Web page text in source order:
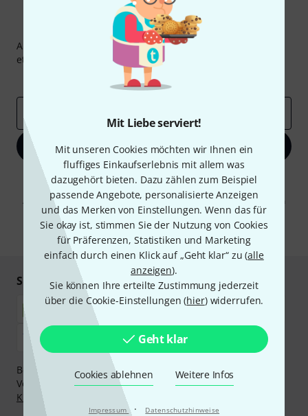
Mit Liebe serviert!
Mit unseren Cookies möchten wir Ihnen ein
fluffiges Einkaufserlebnis mit allem was
dazugehört bieten. Dazu zählen zum Beispiel
passende Angebote, personalisierte Anzeigen
und das Merken von Einstellungen. Wenn das für
Sie okay ist, stimmen Sie der Nutzung von Cookies
für Präferenzen, Statistiken und Marketing
einfach durch einen Klick auf „Geht klar“ zu (alle
anzeigen).
Sie können Ihre erteilte Zustimmung jederzeit
über die Cookie-Einstellungen (hier) widerrufen.
Geht klar
Cookies ablehnen Weitere Infos
Impressum · Datenschutzhinweise
Thomann Newsletter
Abonniere den Thomann Newsletter und gewinne mit
etwas Glück einen von
50 Gutscheinen
Inspirierende Beiträge
Deals
Jetzt anmelden
Mit Klick auf „Jetzt anmelden“ stimmen Sie dem Erhalt von E-Mail-
Werbung und einer Messung des E-Mail-Nutzungsverhaltens zu. Die
Abmeldung ist jederzeit möglich. Weitere Informationen finden Sie in
unserenDatenschutzhinweisen.
* Pflichtfeld
Sicher einkaufen & bezahlen
Bezahlen Sie vertraulich und sicher per Nachnahme,
Vorkasse, PayPal, Amazon Pay,
Klarna Sofort bezahlen
Klarna Ratenzahlung
oder Kreditkarte.